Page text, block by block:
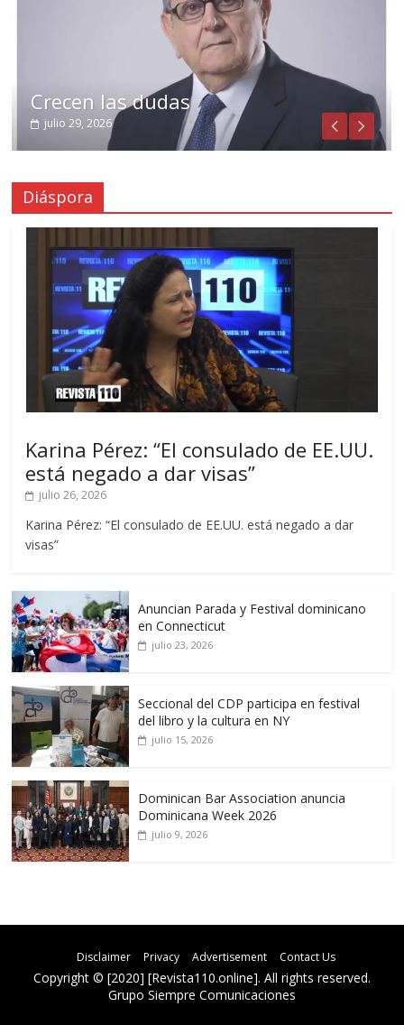
Crecen las dudas
julio 29, 2026
Diáspora
Karina Pérez: “El consulado de EE.UU.
está negado a dar visas”
julio 26, 2026
Karina Pérez: “El consulado de EE.UU. está negado a dar
visas”
Anuncian Parada y Festival dominicano
en Connecticut
julio 23, 2026
Seccional del CDP participa en festival
del libro y la cultura en NY
julio 15, 2026
Dominican Bar Association anuncia
Dominicana Week 2026
julio 9, 2026
Disclaimer Privacy Advertisement Contact Us
Copyright © [2020] [Revista110.online]. All rights reserved.
Grupo Siempre Comunicaciones